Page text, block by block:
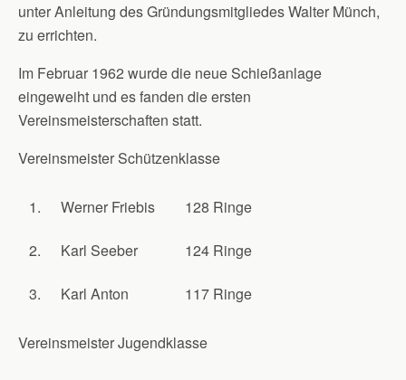
unter Anleitung des Gründungsmitgliedes Walter Münch,
zu errichten.
Im Februar 1962 wurde die neue Schießanlage
eingeweiht und es fanden die ersten
Vereinsmeisterschaften statt.
Vereinsmeister Schützenklasse
1. Werner Friebis 128 Ringe
2. Karl Seeber 124 Ringe
3. Karl Anton 117 Ringe
Vereinsmeister Jugendklasse